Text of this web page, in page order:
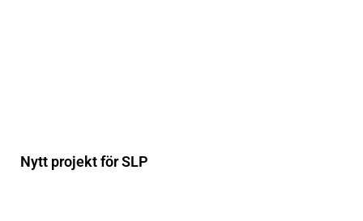
Nytt projekt för SLP